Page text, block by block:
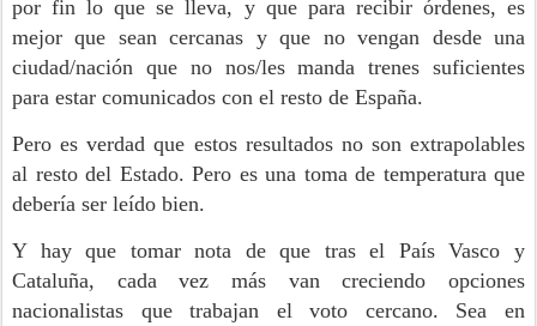
por fin lo que se lleva, y que para recibir órdenes, es
mejor que sean cercanas y que no vengan desde una
ciudad/nación que no nos/les manda trenes suficientes
para estar comunicados con el resto de España.
Pero es verdad que estos resultados no son extrapolables
al resto del Estado. Pero es una toma de temperatura que
debería ser leído bien.
Y hay que tomar nota de que tras el País Vasco y
Cataluña, cada vez más van creciendo opciones
nacionalistas que trabajan el voto cercano. Sea en